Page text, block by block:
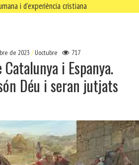
i d'experiència cristiana
de 2023 Uoctubre 717
i Espanya.
Déu i seran jutjats